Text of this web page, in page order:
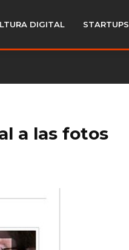
DIGITAL STARTUPS
a las fotos